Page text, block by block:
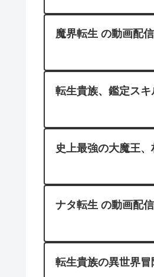
魔界転生 の動画配
転生貴族、鑑定ス
史上最強の大魔王
ナタ転生 の動画配
転生貴族の異世界